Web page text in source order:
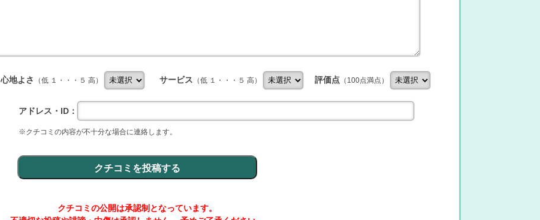
心地よさ （低 １・・・５ 高） サービス （低 １・・・５ 高） 評価点 （100点満点）
アドレス・ID：
※クチコミの内容が不十分な場合に連絡します。
クチコミの公開は承認制となっています。